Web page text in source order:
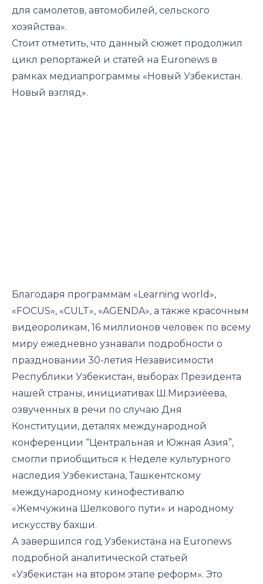
для самолетов, автомобилей, сельского
хозяйства».
Стоит отметить, что данный сюжет продолжил
цикл репортажей и статей на Euronews в
рамках медиапрограммы «Новый Узбекистан.
Новый взгляд».
Благодаря программам «Learning world»,
«FOCUS», «СULT», «AGENDA», а также красочным
видеороликам, 16 миллионов человек по всему
миру ежедневно узнавали подробности о
праздновании 30-летия Независимости
Республики Узбекистан, выборах Президента
нашей страны, инициативах Ш.Мирзиёева,
озвученных в речи по случаю Дня
Конституции, деталях международной
конференции “Центральная и Южная Азия”,
смогли приобщиться к Неделе культурного
наследия Узбекистана, Ташкентскому
международному кинофестивалю
«Жемчужина Шелкового пути» и народному
искусству бахши.
А завершился год Узбекистана на Euronews
подробной аналитической статьей
«Узбекистан на втором этапе реформ». Это